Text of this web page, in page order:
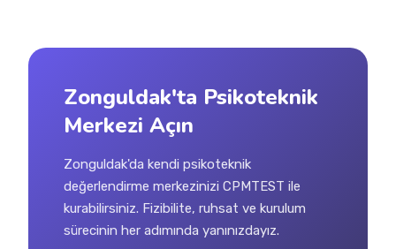
Zonguldak'ta Psikoteknik
Merkezi Açın
Zonguldak'da kendi psikoteknik
değerlendirme merkezinizi CPMTEST ile
kurabilirsiniz. Fizibilite, ruhsat ve kurulum
sürecinin her adımında yanınızdayız.